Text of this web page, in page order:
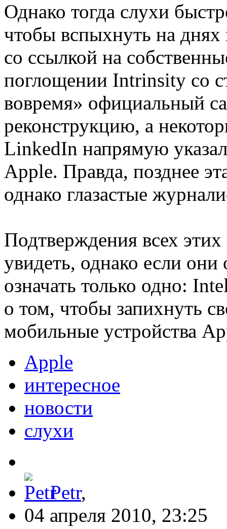
Однако тогда слухи
чтобы вспыхнуть на днях
со ссылкой на
поглощении Intrinsity со
вовремя» официальный
реконструкцию, а
LinkedIn напрямую
Apple. Правда, позднее
однако глазастые
Подтверждения всех
увидеть, однако если они
означать только одно:
о том, чтобы запихнуть
мобильные устройства
Apple
интересное
новости
слухи
Petr,
04 апреля 2010, 23:25